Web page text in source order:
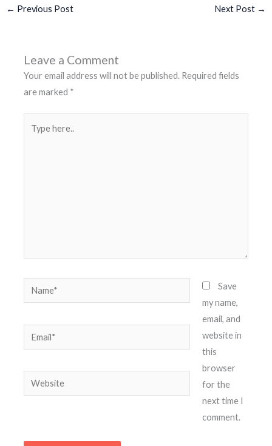
← Previous Post Next Post →
Leave a Comment
Your email address will not be published. Required fields
are marked *
Name*
Email*
Website
Save
my name,
email, and
website in
this
browser
for the
next time I
comment.